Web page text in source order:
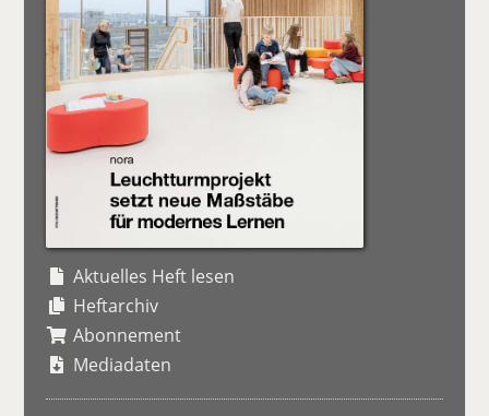
Aktuelles Heft lesen
Heftarchiv
Abonnement
Mediadaten